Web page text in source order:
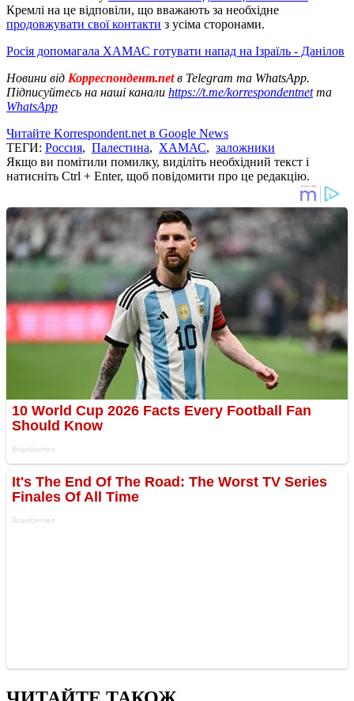
Кремлі на це відповіли, що вважають за необхідне
продовжувати свої контакти з усіма сторонами.
Росія допомагала ХАМАС готувати напад на Ізраїль - Данілов
Новини від Корреспондент.netв Telegram та WhatsApp.
Підписуйтесь на наші канали https://t.me/korrespondentnetта
WhatsApp
Читайте Korrespondent.net в Google News
ТЕГИ: Россия, Палестина, ХАМАС, заложники
Якщо ви помітили помилку, виділіть необхідний текст і
натисніть Ctrl + Enter, щоб повідомити про це редакцію.